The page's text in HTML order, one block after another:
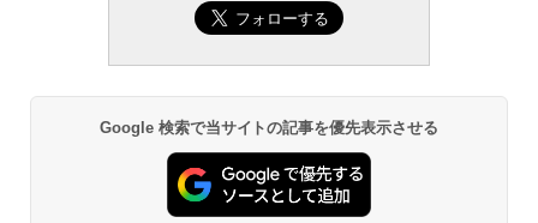
Google 検索で当サイトの記事を優先表示させる